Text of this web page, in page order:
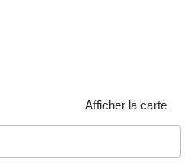
Afficher la carte